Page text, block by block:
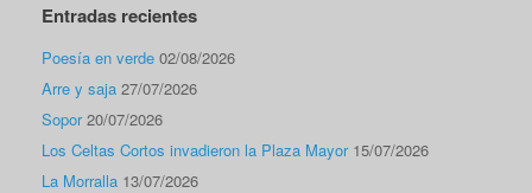
Entradas recientes
Poesía en verde 02/08/2026
Arre y saja 27/07/2026
Sopor 20/07/2026
Los Celtas Cortos invadieron la Plaza Mayor 15/07/2026
La Morralla 13/07/2026